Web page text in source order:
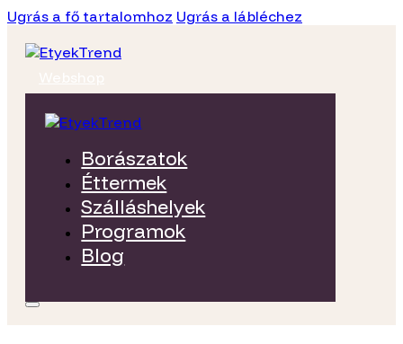
Ugrás a fő tartalomhoz Ugrás a lábléchez
Borászatok
Éttermek
Szálláshelyek
Programok
Blog